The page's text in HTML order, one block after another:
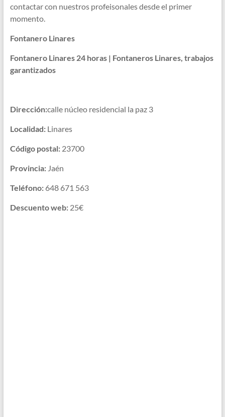
contactar con nuestros profeisonales desde el primer
momento.
Fontanero Linares
Fontanero Linares 24 horas | Fontaneros Linares, trabajos
garantizados
Dirección:calle núcleo residencial la paz 3
Localidad:Linares
Código postal:23700
Provincia:Jaén
Teléfono:648 671 563
Descuento web:25€